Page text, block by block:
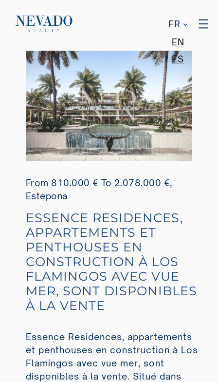
FR
EN
ES
From 810.000 € To 2.078.000 €,
Estepona
ESSENCE RESIDENCES,
APPARTEMENTS ET
PENTHOUSES EN
CONSTRUCTION À LOS
FLAMINGOS AVEC VUE
MER, SONT DISPONIBLES
À LA VENTE
Essence Residences, appartements
et penthouses en construction à Los
Flamingos avec vue mer, sont
disponibles à la vente. Situé dans